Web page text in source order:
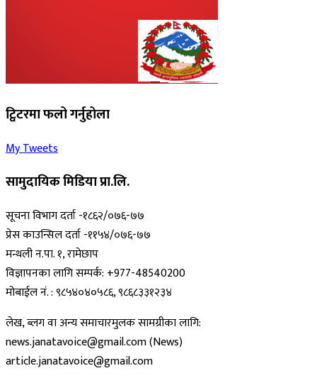
ट्विटरमा फलो गर्नुहोला
My Tweets
सामुदायिक मिडिया प्रा.लि.
सूचना विभाग दर्ता -१८६२/०७६-७७
प्रेस काउन्सिल दर्ता -११५४/०७६-७७
मन्थली न.पा. १, रामेछाप
विज्ञापनका लागि सम्पर्क: +977-48540200
मोबाईल नं. : ९८५४०४०५८६, ९८६८३३१२३४
लेख, ब्लग वा अन्य समाचारमुलक सामग्रीका लागि:
news.janatavoice@gmail.com (News)
article.janatavoice@gmail.com